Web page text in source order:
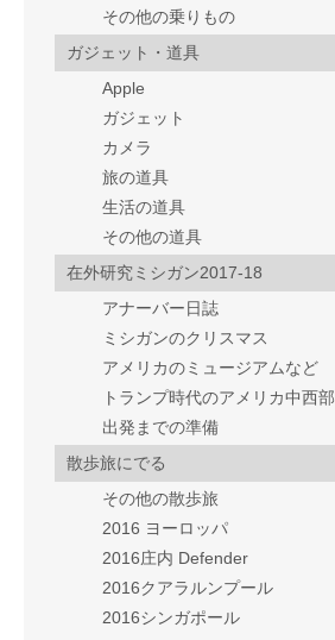
その他の乗りもの
ガジェット・道具
Apple
ガジェット
カメラ
旅の道具
生活の道具
その他の道具
在外研究ミシガン2017-18
アナーバー日誌
ミシガンのクリスマス
アメリカのミュージアムなど
トランプ時代のアメリカ中西部
出発までの準備
散歩旅にでる
その他の散歩旅
2016 ヨーロッパ
2016庄内 Defender
2016クアラルンプール
2016シンガポール